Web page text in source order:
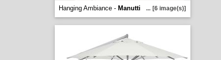
Hanging Ambiance - Manutti ... [6 image(s)]